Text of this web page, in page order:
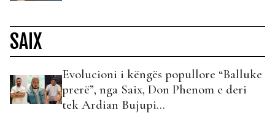
SAIX
Evolucioni i këngës popullore “Balluke
prerë”, nga Saix, Don Phenom e deri
tek Ardian Bujupi…